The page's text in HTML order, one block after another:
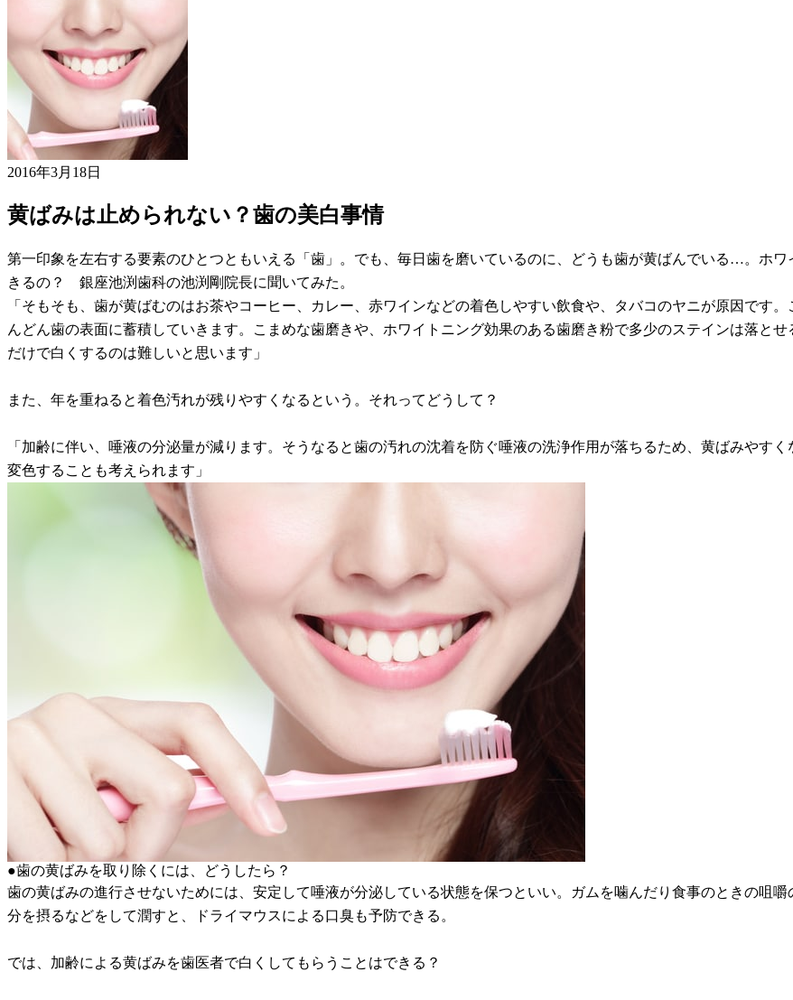
2016年3月18日
黄ばみは止められない？歯の美白事情
第一印象を左右する要素のひとつともいえる「歯」。でも、毎日歯を磨いているのに、どうも歯が黄ばんでいる…。ホ
きるの？ 銀座池渕歯科の池渕剛院長に聞いてみた。
「そもそも、歯が黄ばむのはお茶やコーヒー、カレー、赤ワインなどの着色しやすい飲食や、タバコのヤニが原因です
んどん歯の表面に蓄積していきます。こまめな歯磨きや、ホワイトニング効果のある歯磨き粉で多少のステインは落と
だけで白くするのは難しいと思います」
また、年を重ねると着色汚れが残りやすくなるという。それってどうして？
「加齢に伴い、唾液の分泌量が減ります。そうなると歯の汚れの沈着を防ぐ唾液の洗浄作用が落ちるため、黄ばみやす
変色することも考えられます」
●歯の黄ばみを取り除くには、どうしたら？
歯の黄ばみの進行させないためには、安定して唾液が分泌している状態を保つといい。ガムを噛んだり食事のときの咀
分を摂るなどをして潤すと、ドライマウスによる口臭も予防できる。
では、加齢による黄ばみを歯医者で白くしてもらうことはできる？